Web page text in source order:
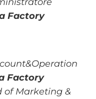
Factory
Factory
of Marketing &